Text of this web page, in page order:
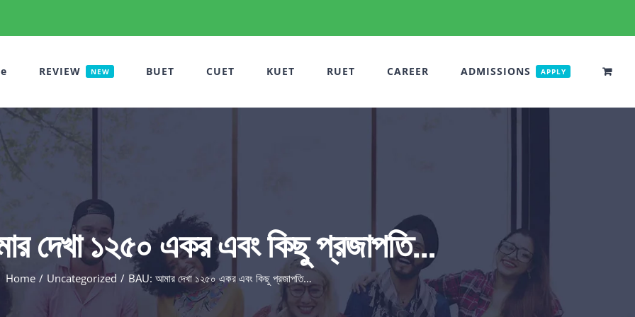
REVIEW NEW BUET CUET KUET RUET CAREER ADMISSIONS APPLY
দেখা ১২৫০ একর এবং কিছু প্রজাপতি…
Home Uncategorized BAU: আমার দেখা ১২৫০ একর এবং কিছু প্রজাপতি…